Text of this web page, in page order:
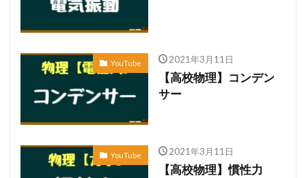
YouTube 2021年3月11日
【高校物理】コンデン
サー
YouTube 2021年3月11日
【高校物理】慣性力